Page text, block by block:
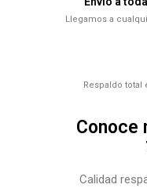
Llegamos a
Respaldo
Conoce
Calidad